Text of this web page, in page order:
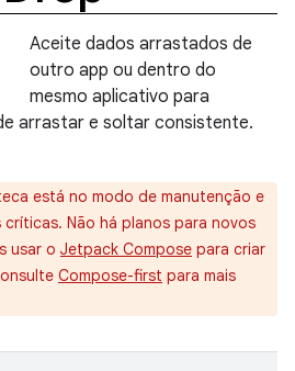
Aceite dados arrastados de
outro app ou dentro do
mesmo aplicativo para
arrastar e soltar consistente.
está no modo de manutenção e
Não há planos para novos
usar o Jetpack Compose para criar
Compose-first para mais